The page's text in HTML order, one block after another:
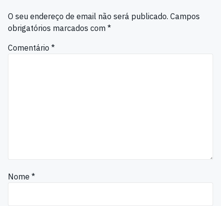
O seu endereço de email não será publicado. Campos
obrigatórios marcados com *
Comentário *
Nome *